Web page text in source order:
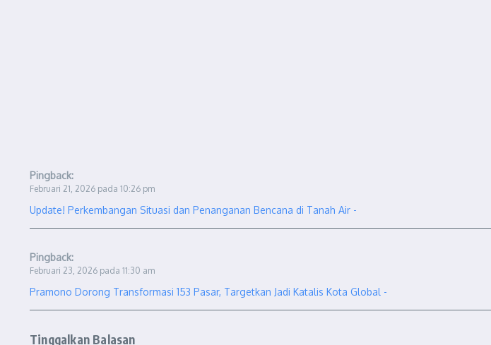
Pingback:
Februari 21, 2026 pada 10:26 pm
Update! Perkembangan Situasi dan Penanganan Bencana di Tanah Air -
Pingback:
Februari 23, 2026 pada 11:30 am
Pramono Dorong Transformasi 153 Pasar, Targetkan Jadi Katalis Kota Global -
Tinggalkan Balasan